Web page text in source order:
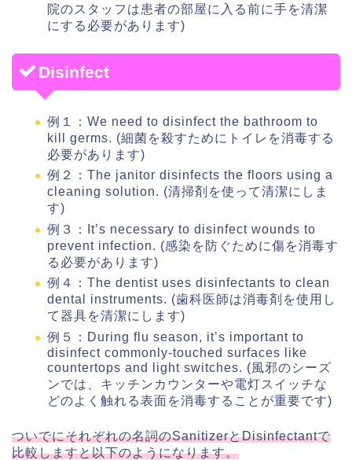
院のスタッフは患者の部屋に入る前に手を清潔
にする必要があります)
Disinfect
例１：We need to disinfect the bathroom to
kill germs. (細菌を殺すためにトイレを消毒する
必要があります)
例２：The janitor disinfects the floors using a
cleaning solution. (清掃剤を使って清潔にしま
す)
例３：It’s necessary to disinfect wounds to
prevent infection. (感染を防ぐために傷を消毒す
る必要があります)
例４：The dentist uses disinfectants to clean
dental instruments. (歯科医師は消毒剤を使用し
て器具を清潔にします)
例５：During flu season, it’s important to
disinfect commonly-touched surfaces like
countertops and light switches. (風邪のシーズ
ンでは、キッチンカウンターや電灯スイッチな
どのよく触れる表面を消毒することが重要です)
ついでにそれぞれの名詞のSanitizerとDisinfectantで
比較しますと以下のようになります。